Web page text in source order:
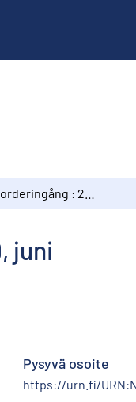
juni
Pysyvä osoite
https://urn.fi/